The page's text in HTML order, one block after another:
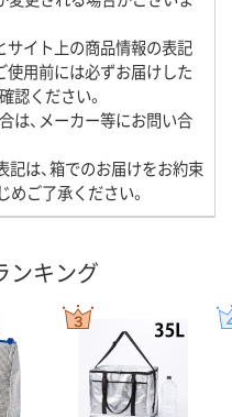
サイト上の商品情報の表記
使用前には必ずお届けした
認ください。
は、メーカー等にお問い合
記は、箱でのお届けをお約束
ご了承ください。
ンキング